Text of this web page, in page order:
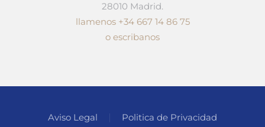
28010 Madrid.
llamenos +34 667 14 86 75
o escribanos
Aviso Legal Politica de Privacidad